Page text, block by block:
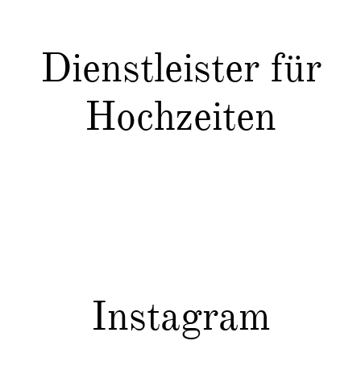
Dienstleister für
Hochzeiten
Instagram